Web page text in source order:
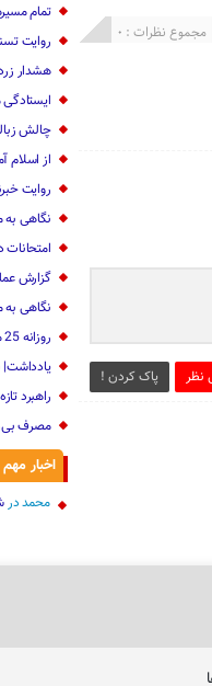
مجموع نظرات : 0
نظر پاک کردن !
تمام
روایت
هشدار
ایستادگی
چالش
از اسلام
روایت
نگاهی به
گزارش
نگاهی به
روزانه 25 میلیون لیتر سوخت در اصفهان می‌سوزد
یادداشت|
راهبرد
مصرف
اخبار
محمددر